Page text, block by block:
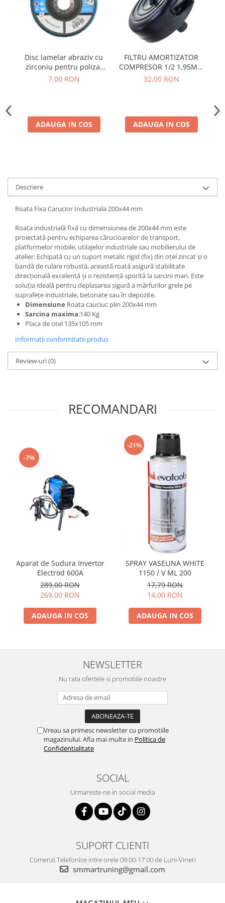
Disc lamelar abraziv cu
zirconiu pentru polizat
metal inox P60, 125mm
7,00 RON
ADAUGA IN COS
FILTRU AMORTIZATOR
COMPRESOR 1/2 1,95MM
ROTOR (PLASTIC)
32,00 RON
ADAUGA IN COS
Descriere
Roata Fixa Carucior Industriala 200x44 mm
Roata industrială fixă cu dimensiunea de 200x44 mm este
proiectată pentru echiparea cărucioarelor de transport,
platformelor mobile, utilajelor industriale sau mobilierului de
atelier. Echipată cu un suport metalic rigid (fix) din oțel zincat și o
bandă de rulare robustă, această roată asigură stabilitate
direcțională excelentă și o rezistență sporită la sarcini mari. Este
soluția ideală pentru deplasarea sigură a mărfurilor grele pe
suprafețe industriale, betonate sau în depozite.
Dimensiune Roata cauciuc plin 200x44 mm
Sarcina maxima:140 Kg
Placa de otel 135x105 mm
Informatii conformitate produs
Review-uri(0)
RECOMANDARI
-7%
Aparat de Sudura Invertor
Electrod 600A
289,00 RON
269,00 RON
ADAUGA IN COS
-21%
SPRAY VASELINA WHITE
1150 / V ML 200
17,79 RON
14,00 RON
ADAUGA IN COS
NEWSLETTER
Nu rata ofertele si promotiile noastre
Vreau sa primesc newsletter cu promotiile
magazinului. Afla mai multe in Politica de
Confidentialitate
SOCIAL
Urmareste-ne in social media
SUPORT CLIENTI
Comenzi Telefonice intre orele 09:00-17:00 de Luni-Vineri
smmartruning@gmail.com